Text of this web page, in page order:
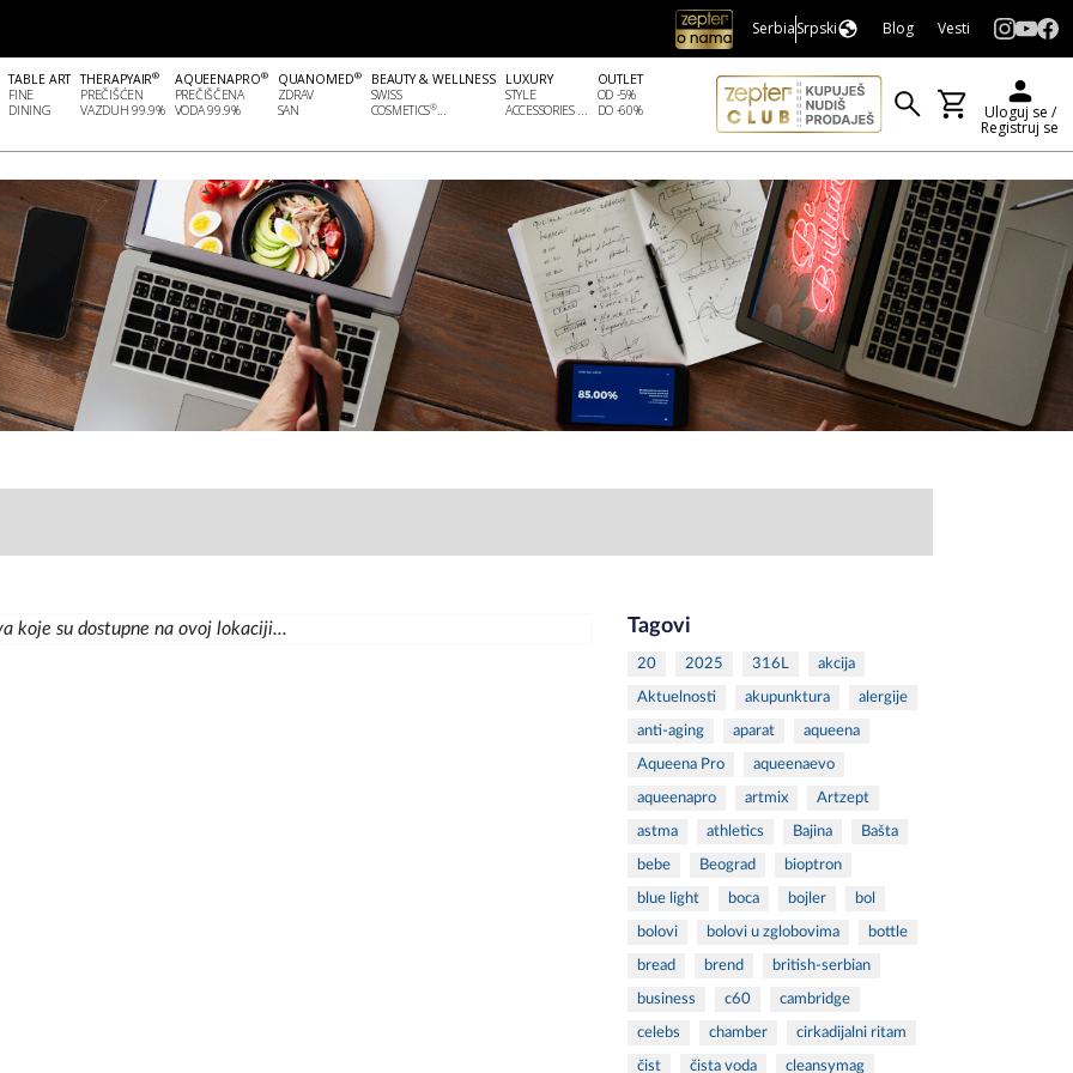
SerbiaSrpski Blog Vesti
TABLE ART
FINE
DINING
THERAPYAIR®
PREČIŠĆEN
VAZDUH 99.9%
AQUEENAPRO®
PREČIŠČENA
VODA 99.9%
QUANOMED®
ZDRAV
SAN
BEAUTY & WELLNESS
SWISS
COSMETICS®...
LUXURY
STYLE
ACCESSORIES ...
OUTLET
OD -5%
DO -60%
Uloguj se /
Registruj se
koje su dostupne na ovoj lokaciji... Tagovi
20 2025 316L akcija
Aktuelnosti akupunktura alergije
anti-aging aparat aqueena
Aqueena Pro aqueenaevo
aqueenapro artmix Artzept
astma athletics Bajina Bašta
bebe Beograd bioptron
blue light boca bojler bol
bolovi bolovi u zglobovima bottle
bread brend british-serbian
business c60 cambridge
celebs chamber cirkadijalni ritam
čist čista voda cleansymag